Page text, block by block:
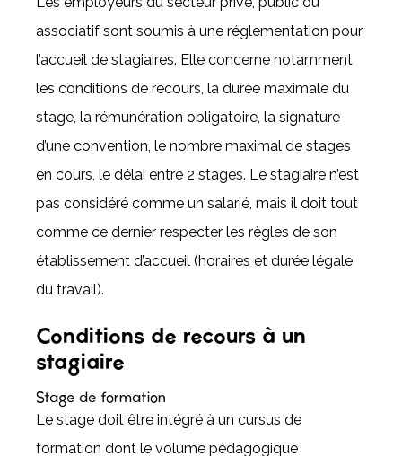
associatif sont soumis à une réglementation pour
l’accueil de stagiaires. Elle concerne notamment
les conditions de recours, la durée maximale du
stage, la rémunération obligatoire, la signature
d’une convention, le nombre maximal de stages
en cours, le délai entre 2 stages. Le stagiaire n’est
pas considéré comme un salarié, mais il doit tout
comme ce dernier respecter les règles de son
établissement d’accueil (horaires et durée légale
du travail).
Conditions de recours à un
stagiaire
Stage de formation
Le stage doit être intégré à un cursus de
formation dont le volume pédagogique